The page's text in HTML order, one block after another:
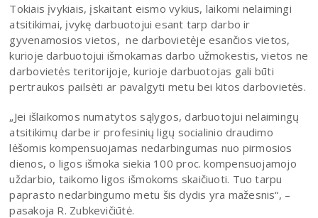
Tokiais įvykiais, įskaitant eismo vykius, laikomi nelaimingi
atsitikimai, įvykę darbuotojui esant tarp darbo ir
gyvenamosios vietos, ne darbovietėje esančios vietos,
kurioje darbuotojui išmokamas darbo užmokestis, vietos ne
darbovietės teritorijoje, kurioje darbuotojas gali būti
pertraukos pailsėti ar pavalgyti metu bei kitos darbovietės.
„Jei išlaikomos numatytos sąlygos, darbuotojui nelaimingų
atsitikimų darbe ir profesinių ligų socialinio draudimo
lėšomis kompensuojamas nedarbingumas nuo pirmosios
dienos, o ligos išmoka siekia 100 proc. kompensuojamojo
uždarbio, taikomo ligos išmokoms skaičiuoti. Tuo tarpu
paprasto nedarbingumo metu šis dydis yra mažesnis“, –
pasakoja R. Zubkevičiūtė.